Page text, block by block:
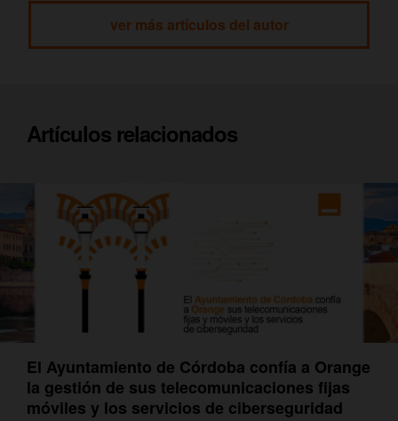
ver más artículos del autor
Artículos relacionados
El Ayuntamiento de Córdoba confía a Orange
la gestión de sus telecomunicaciones fijas
móviles y los servicios de ciberseguridad